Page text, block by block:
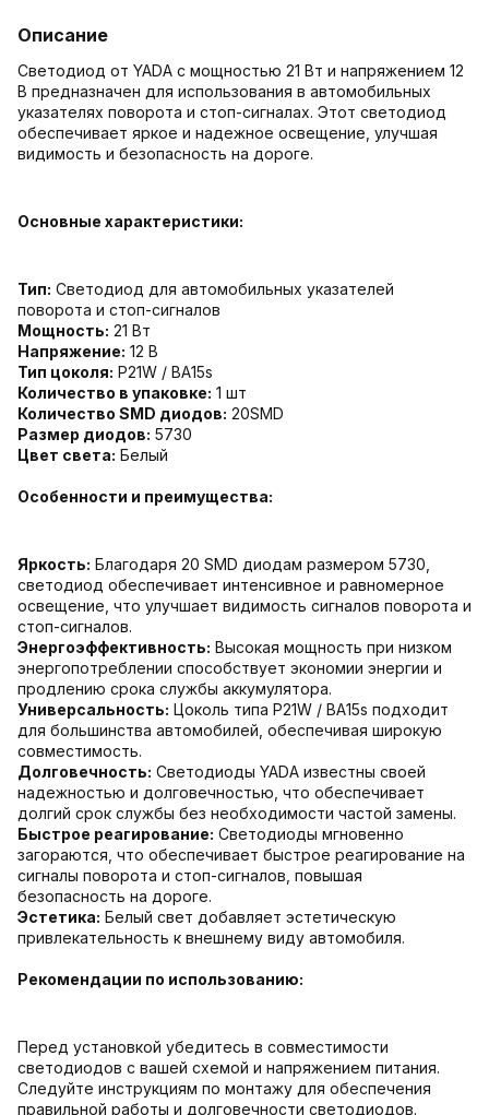
Описание
Светодиод от YADA с мощностью 21 Вт и напряжением 12
В предназначен для использования в автомобильных
указателях поворота и стоп-сигналах. Этот светодиод
обеспечивает яркое и надежное освещение, улучшая
видимость и безопасность на дороге.
Основные характеристики:
Тип: Светодиод для автомобильных указателей
поворота и стоп-сигналов
Мощность: 21 Вт
Напряжение: 12 В
Тип цоколя: P21W / BA15s
Количество в упаковке: 1 шт
Количество SMD диодов: 20SMD
Размер диодов: 5730
Цвет света: Белый
Особенности и преимущества:
Яркость: Благодаря 20 SMD диодам размером 5730,
светодиод обеспечивает интенсивное и равномерное
освещение, что улучшает видимость сигналов поворота и
стоп-сигналов.
Энергоэффективность: Высокая мощность при низком
энергопотреблении способствует экономии энергии и
продлению срока службы аккумулятора.
Универсальность: Цоколь типа P21W / BA15s подходит
для большинства автомобилей, обеспечивая широкую
совместимость.
Долговечность: Светодиоды YADA известны своей
надежностью и долговечностью, что обеспечивает
долгий срок службы без необходимости частой замены.
Быстрое реагирование: Светодиоды мгновенно
загораются, что обеспечивает быстрое реагирование на
сигналы поворота и стоп-сигналов, повышая
безопасность на дороге.
Эстетика: Белый свет добавляет эстетическую
привлекательность к внешнему виду автомобиля.
Рекомендации по использованию:
Перед установкой убедитесь в совместимости
светодиодов с вашей схемой и напряжением питания.
Следуйте инструкциям по монтажу для обеспечения
правильной работы и долговечности светодиодов.